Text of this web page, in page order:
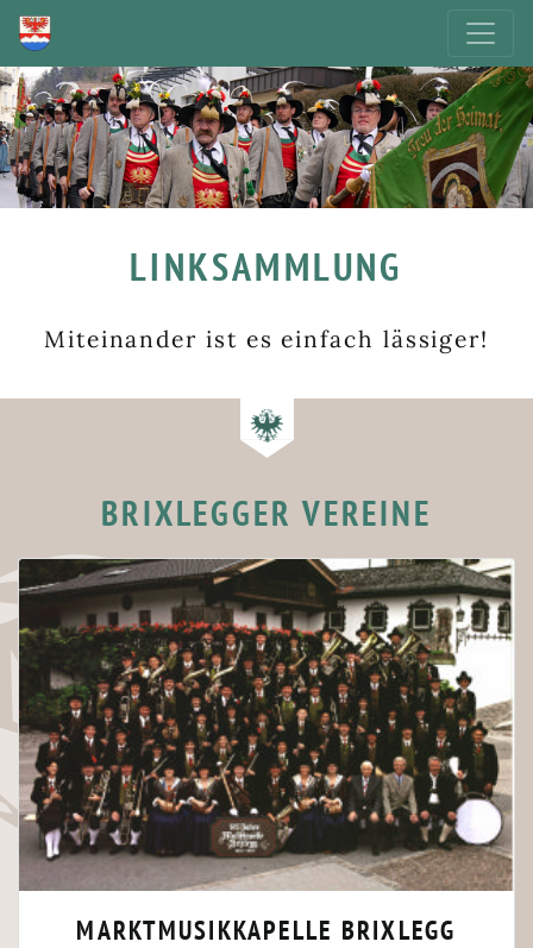
LINKSAMMLUNG
Miteinander ist es einfach lässiger!
BRIXLEGGER VEREINE
MARKTMUSIKKAPELLE BRIXLEGG